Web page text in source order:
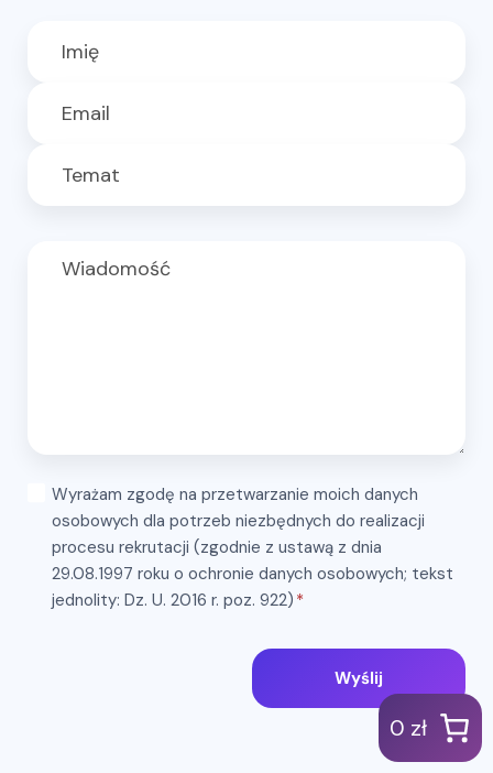
Wyrażam zgodę na przetwarzanie moich danych
osobowych dla potrzeb niezbędnych do realizacji
procesu rekrutacji (zgodnie z ustawą z dnia
29.08.1997 roku o ochronie danych osobowych; tekst
jednolity: Dz. U. 2016 r. poz. 922) *
Wyślij
0 zł